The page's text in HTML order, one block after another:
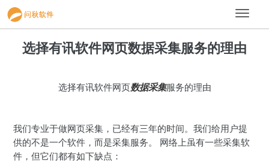
选择有讯软件网页数据采集服务的理由
选择有讯软件网页数据采集服务的理由
我们专业于做网页采集，已经有三年的时间。我们给用户提
供的不是一个软件，而是采集服务。 网络上虽有一些采集软
件，但它们都有如下缺点：